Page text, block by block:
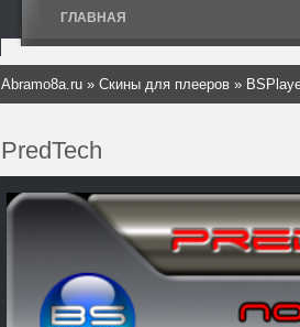
ГЛАВНАЯ
Abramo8a.ru » Скины для плееров »
PredTech